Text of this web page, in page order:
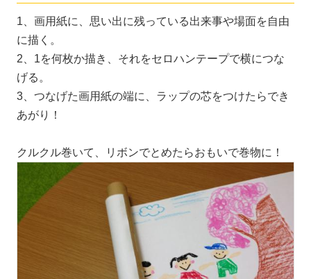
1、画用紙に、思い出に残っている出来事や場面を自由
に描く。
2、1を何枚か描き、それをセロハンテープで横につな
げる。
3、つなげた画用紙の端に、ラップの芯をつけたらでき
あがり！
クルクル巻いて、リボンでとめたらおもいで巻物に！